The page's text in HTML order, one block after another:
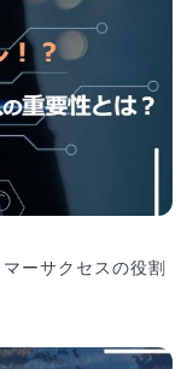
ーサクセスの役割